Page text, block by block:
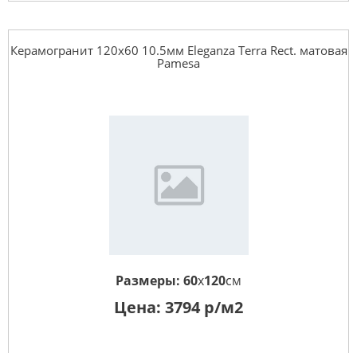
Керамогранит 120x60 10.5мм Eleganza Terra Rect. матовая
Pamesa
Размеры: 60x120см
Цена: 3794 р/м2